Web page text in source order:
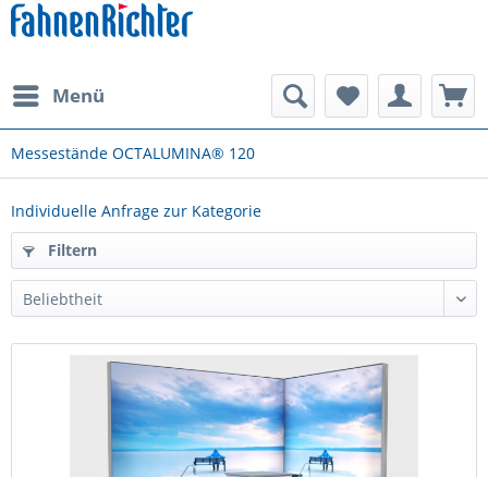
Menü
Messestände OCTALUMINA® 120
Individuelle Anfrage zur Kategorie
Filtern